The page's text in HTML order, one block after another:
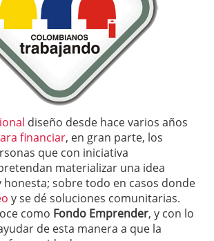
diseño desde hace varios años
financiar, en gran parte, los
que con iniciativa
materializar una idea
honesta; sobre todo en casos donde
y se dé soluciones comunitarias.
como Fondo Emprender, y con lo
de esta manera a que la